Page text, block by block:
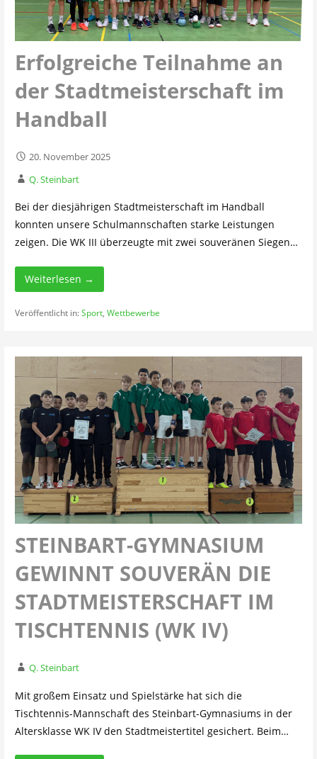
Erfolgreiche Teilnahme an
der Stadtmeisterschaft im
Handball
20. November 2025
Q. Steinbart
Bei der diesjährigen Stadtmeisterschaft im Handball
konnten unsere Schulmannschaften starke Leistungen
zeigen. Die WK III überzeugte mit zwei souveränen Siegen…
Weiterlesen →
Veröffentlicht in:Sport, Wettbewerbe
STEINBART-GYMNASIUM
GEWINNT SOUVERÄN DIE
STADTMEISTERSCHAFT IM
TISCHTENNIS (WK IV)
Q. Steinbart
Mit großem Einsatz und Spielstärke hat sich die
Tischtennis-Mannschaft des Steinbart-Gymnasiums in der
Altersklasse WK IV den Stadtmeistertitel gesichert. Beim…